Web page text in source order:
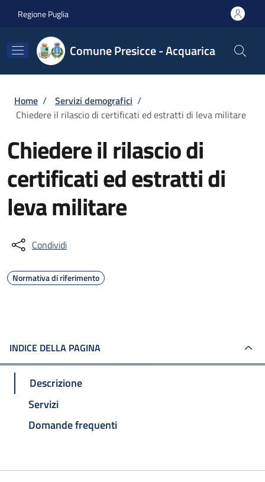
Regione Puglia
Comune Presicce - Acquarica
Briciole di pane
Home / Servizi demografici /
Chiedere il rilascio di certificati ed estratti di leva militare
Chiedere il rilascio di
certificati ed estratti di
leva militare
Condividi
Normativa di riferimento
INDICE DELLA PAGINA
Descrizione
Servizi
Domande frequenti